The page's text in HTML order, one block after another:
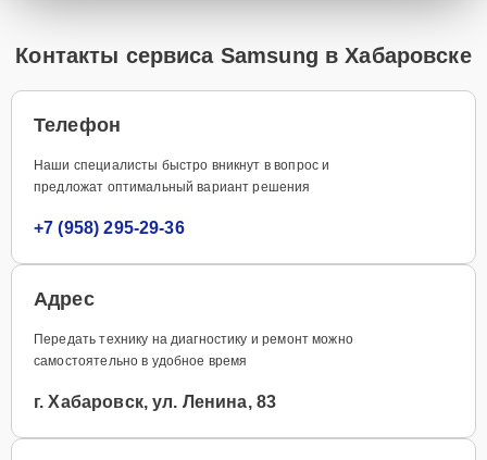
Контакты сервиса Samsung в Хабаровске
Телефон
Наши специалисты быстро вникнут в вопрос и
предложат оптимальный вариант решения
+7 (958) 295-29-36
Адрес
Передать технику на диагностику и ремонт можно
самостоятельно в удобное время
г. Хабаровск, ул. Ленина, 83